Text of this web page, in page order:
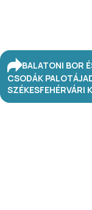
BALATONI BOR
CSODÁK PALOTÁJA
SZÉKESFEHÉRVÁRI